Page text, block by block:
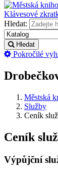
Klávesové
Hledat:
Hledat
Pokročilé
Městská
Služby
Ceník
Ceník
Výpůjční